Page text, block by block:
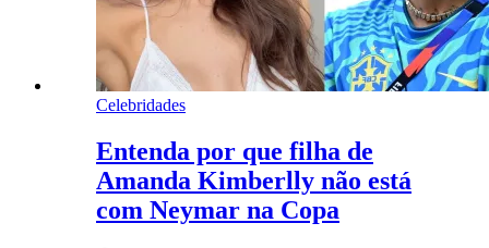
Celebridades
Entenda por que filha de
Amanda Kimberlly não está
com Neymar na Copa